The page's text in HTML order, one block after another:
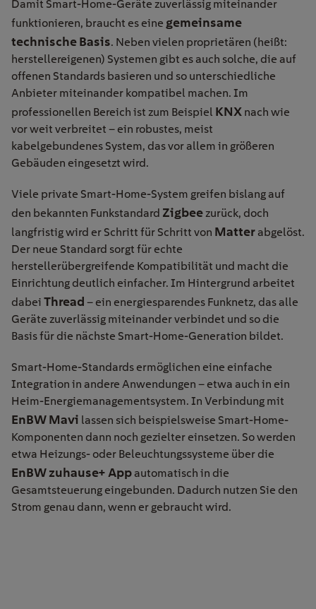
Damit Smart-Home-Geräte zuverlässig miteinander
funktionieren, braucht es eine gemeinsame
technische Basis. Neben vielen proprietären (heißt:
herstellereigenen) Systemen gibt es auch solche, die auf
offenen Standards basieren und so unterschiedliche
Anbieter miteinander kompatibel machen. Im
professionellen Bereich ist zum Beispiel KNX nach wie
vor weit verbreitet – ein robustes, meist
kabelgebundenes System, das vor allem in größeren
Gebäuden eingesetzt wird.
Viele private Smart-Home-System greifen bislang auf
den bekannten Funkstandard Zigbeezurück, doch
langfristig wird er Schritt für Schritt von Matter abgelöst.
Der neue Standard sorgt für echte
herstellerübergreifende Kompatibilität und macht die
Einrichtung deutlich einfacher. Im Hintergrund arbeitet
dabei Thread – ein energiesparendes Funknetz, das alle
Geräte zuverlässig miteinander verbindet und so die
Basis für die nächste Smart-Home-Generation bildet.
Smart-Home-Standards ermöglichen eine einfache
Integration in andere Anwendungen – etwa auch in ein
Heim-Energiemanagementsystem. In Verbindung mit
EnBW Mavi lassen sich beispielsweise Smart-Home-
Komponenten dann noch gezielter einsetzen. So werden
etwa Heizungs- oder Beleuchtungssysteme über die
EnBW zuhause+ App automatisch in die
Gesamtsteuerung eingebunden. Dadurch nutzen Sie den
Strom genau dann, wenn er gebraucht wird.